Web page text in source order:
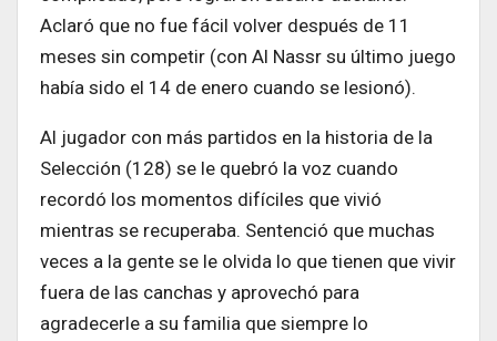
Aclaró que no fue fácil volver después de 11
meses sin competir (con Al Nassr su último juego
había sido el 14 de enero cuando se lesionó).
Al jugador con más partidos en la historia de la
Selección (128) se le quebró la voz cuando
recordó los momentos difíciles que vivió
mientras se recuperaba. Sentenció que muchas
veces a la gente se le olvida lo que tienen que vivir
fuera de las canchas y aprovechó para
agradecerle a su familia que siempre lo